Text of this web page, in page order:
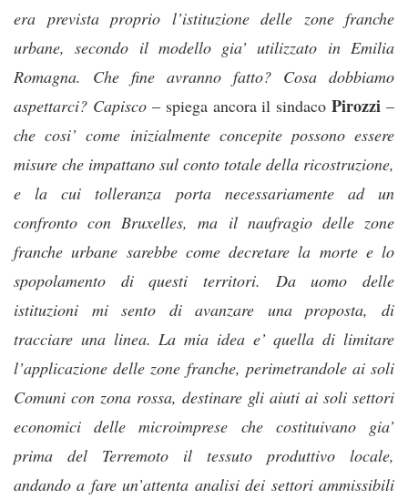
era prevista proprio l’istituzione delle zone franche
urbane, secondo il modello gia’ utilizzato in Emilia
Romagna. Che fine avranno fatto? Cosa dobbiamo
aspettarci? Capisco– spiega ancora il sindacoPirozzi –
che cosi’ come inizialmente concepite possono essere
misure che impattano sul conto totale della ricostruzione,
e la cui tolleranza porta necessariamente ad un
confronto con Bruxelles, ma il naufragio delle zone
franche urbane sarebbe come decretare la morte e lo
spopolamento di questi territori. Da uomo delle
istituzioni mi sento di avanzare una proposta, di
tracciare una linea. La mia idea e’ quella di limitare
l’applicazione delle zone franche, perimetrandole ai soli
Comuni con zona rossa, destinare gli aiuti ai soli settori
economici delle microimprese che costituivano gia’
prima del Terremoto il tessuto produttivo locale,
andando a fare un’attenta analisi dei settori ammissibili